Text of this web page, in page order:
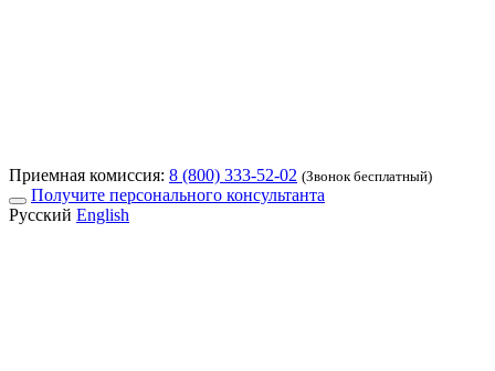
Приемная комиссия: 8 (800) 333-52-02 (Звонок бесплатный)
Получите персонального консультанта
Русский English